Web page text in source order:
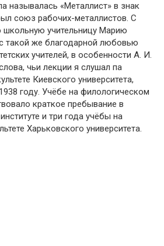
называлась «Металлист» в знак
союз рабочих-металлистов. С
учительницу Марию
такой же благодарной любовью
учителей, в особенности А. И.
чьи лекции я слушал па
Киевского университета,
году. Учёбе на филологическом
краткое пребывание в
и три года учёбы на
Харьковского университета.